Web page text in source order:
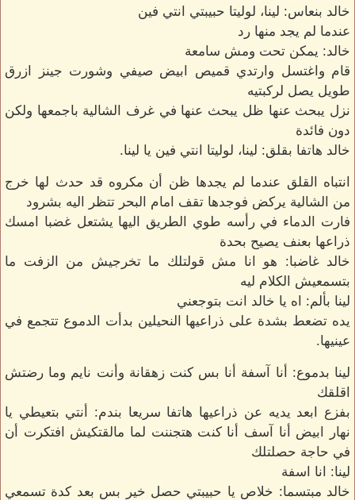
خالد بنعاس: لينا، لوليتا حبيبتي انتي فين
عندما لم يجد منها رد
خالد: يمكن تحت ومش سامعة
قام واغتسل وارتدي قميص ابيض صيفي وشورت جينز ازرق
طويل يصل لركبتيه
نزل يبحث عنها ظل يبحث عنها في غرف الشالية باجمعها ولكن
دون فائدة
خالد هاتفا بقلق: لينا، لوليتا انتي فين يا لينا.
انتباه القلق عندما لم يجدها ظن أن مكروه قد حدث لها خرج
من الشالية يركض فوجدها تقف امام البحر تتظر اليه بشرود
فارت الدماء في رأسه طوي الطريق اليها يشتعل غضبا امسك
ذراعها بعنف يصيح بحدة
خالد غاضبا: هو انا مش قولتلك ما تخرجيش من الزفت ما
بتسمعيش الكلام ليه
لينا بألم: اه يا خالد انت بتوجعني
يده تضعط بشدة على ذراعيها النحيلين بدأت الدموع تتجمع في
عينيها.
لينا بدموع: أنا آسفة أنا بس كنت زهقانة وأنت نايم وما رضتش
اقلقك
بفزع ابعد يديه عن ذراعيها هاتفا سريعا بندم: أنتي بتعيطي يا
نهار ابيض أنا آسف أنا كنت هتجننت لما مالقتكيش افتكرت أن
في حاجة حصلتلك
لينا: انا اسفة
خالد مبتسما: خلاص يا حبيبتي حصل خير بس بعد كدة تسمعي